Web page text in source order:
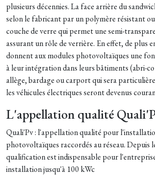
plusieurs décennies. La face arrière du
selon le fabricant par un polymère résistant
couche de verre qui permet une semi-
assurant un rôle de verrière. En effet, de plus
donnent aux modules photovoltaïques une
à leur intégration dans leurs bâtiments (abri-
allège, bardage ou carport qui sera
les véhicules électriques seront devenus
L'appellation qualité
Quali'Pv : l'appellation qualité pour
photovoltaïques raccordés au réseau. Depuis
qualification est indispensable pour
installation jusqu'à 100 kWc